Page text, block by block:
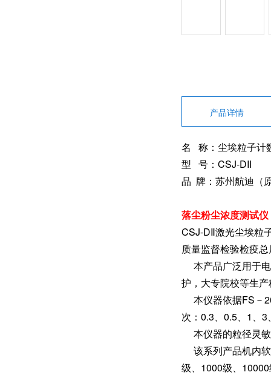
产品详情
名 称：尘埃粒子计
型 号：CSJ-DII
品 牌：苏州航迪（
落尘粉尘浓度测试
CSJ-DⅡ激光尘埃粒
质量监督检验检疫
本产品广泛用于电
护，大专院校等生
本仪器依据FS－
次：0.3、0.5、1、
本仪器的粒径灵敏
该系列产品机内
级、1000级、